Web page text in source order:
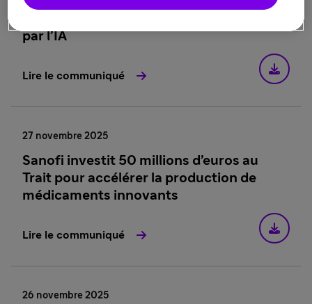
par l’IA
Lire le communiqué
27 novembre 2025
Sanofi investit 50 millions d’euros au
Trait pour accélérer la production de
médicaments innovants
Lire le communiqué
26 novembre 2025